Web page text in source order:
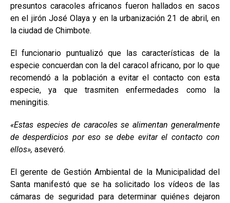
presuntos caracoles africanos fueron hallados en sacos
en el jirón José Olaya y en la urbanización 21 de abril, en
la ciudad de Chimbote.
El funcionario puntualizó que las características de la
especie concuerdan con la del caracol africano, por lo que
recomendó a la población a evitar el contacto con esta
especie, ya que trasmiten enfermedades como la
meningitis.
«Estas especies de caracoles se alimentan generalmente
de desperdicios por eso se debe evitar el contacto con
ellos», aseveró.
El gerente de Gestión Ambiental de la Municipalidad del
Santa manifestó que se ha solicitado los vídeos de las
cámaras de seguridad para determinar quiénes dejaron